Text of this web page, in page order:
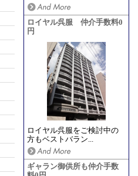
ロイヤル呉服 仲介手数料0
円
ロイヤル呉服をご検討中の
方もベストバラン...
ギャラン御供所も仲介手数